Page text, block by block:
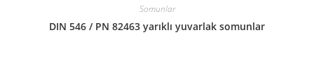
Somunlar
DIN 546 / PN 82463 yarıklı yuvarlak somunlar